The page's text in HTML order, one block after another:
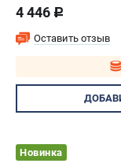
4 446 c
Оставить отзыв
Новинка